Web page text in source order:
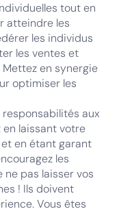
tout en
atteindre les
les individus
les ventes et
en synergie
optimiser les
aux
laissant votre
en étant garant
les
pas laisser vos
! Ils doivent
Vous êtes